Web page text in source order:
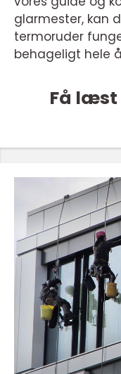
glarmester, kan
termoruder
behageligt hele
Få